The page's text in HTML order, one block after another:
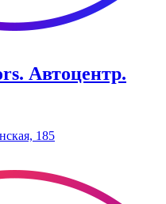
Автоцентр.
185